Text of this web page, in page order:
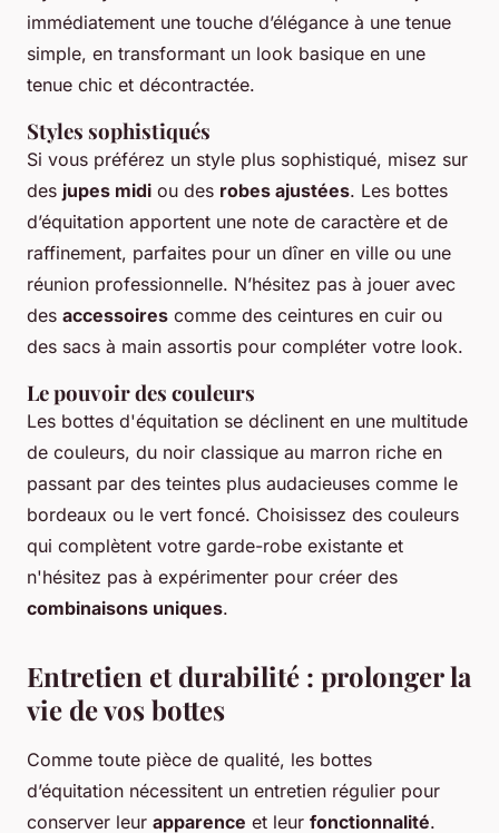
immédiatement une touche d’élégance à une tenue
simple, en transformant un look basique en une
tenue chic et décontractée.
Styles sophistiqués
Si vous préférez un style plus sophistiqué, misez sur
des jupes midi ou des robes ajustées. Les bottes
d’équitation apportent une note de caractère et de
raffinement, parfaites pour un dîner en ville ou une
réunion professionnelle. N’hésitez pas à jouer avec
des accessoires comme des ceintures en cuir ou
des sacs à main assortis pour compléter votre look.
Le pouvoir des couleurs
Les bottes d'équitation se déclinent en une multitude
de couleurs, du noir classique au marron riche en
passant par des teintes plus audacieuses comme le
bordeaux ou le vert foncé. Choisissez des couleurs
qui complètent votre garde-robe existante et
n'hésitez pas à expérimenter pour créer des
combinaisons uniques.
Entretien et durabilité : prolonger la
vie de vos bottes
Comme toute pièce de qualité, les bottes
d’équitation nécessitent un entretien régulier pour
conserver leur apparence et leur fonctionnalité.